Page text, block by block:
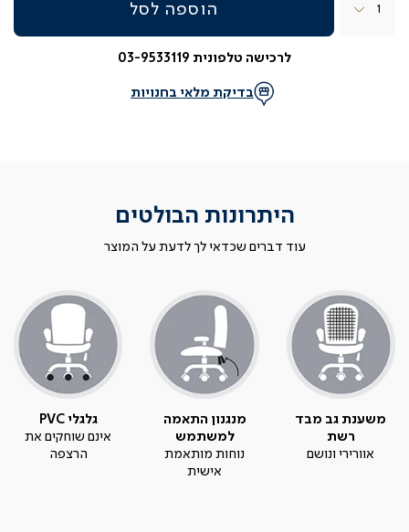
הוספה לסל
לרכישה טלפונית 03-9533119
בדיקת מלאי בחנויות
היתרונות הבולטים
עוד דברים שכדאי לך לדעת על המוצר
משענת גב מבד
רשת
אוורירי ונושם
מנגנון התאמה
למשתמש
נוחות מותאמת
אישית
גלגלי PVC
אינם שוחקים את
הרצפה